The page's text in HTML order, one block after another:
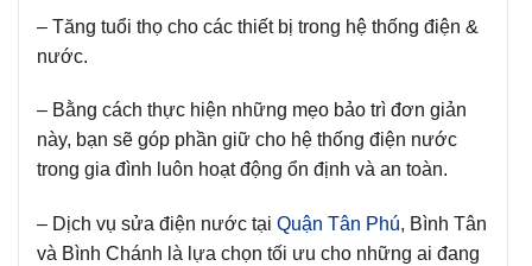
– Tăng tuổi thọ cho các thiết bị trong hệ thống điện &
nước.
– Bằng cách thực hiện những mẹo bảo trì đơn giản
này, bạn sẽ góp phần giữ cho hệ thống điện nước
trong gia đình luôn hoạt động ổn định và an toàn.
– Dịch vụ sửa điện nước tại Quận Tân Phú, Bình Tân
và Bình Chánh là lựa chọn tối ưu cho những ai đang